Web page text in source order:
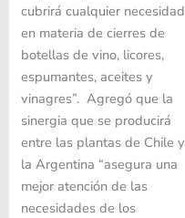
cubrirá cualquier necesidad
en materia de cierres de
botellas de vino, licores,
espumantes, aceites y
vinagres”. Agregó que la
sinergia que se producirá
entre las plantas de Chile y
la Argentina “asegura una
mejor atención de las
necesidades de los